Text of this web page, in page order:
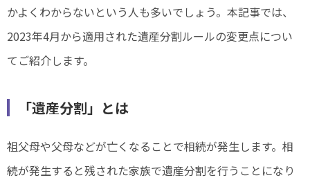
かよくわからないという人も多いでしょう。本記事では、
2023年4月から適用された遺産分割ルールの変更点につい
てご紹介します。
「遺産分割」とは
祖父母や父母などが亡くなることで相続が発生します。相
続が発生すると残された家族で遺産分割を行うことになり